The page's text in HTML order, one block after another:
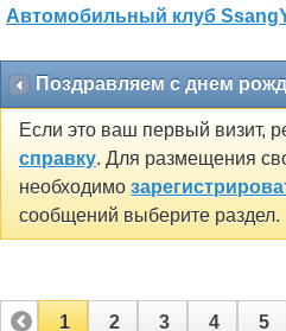
Автомобильный клуб
Поздравляем с днем
Если это ваш первый визит,
справку. Для размещения
необходимо
сообщений выберите раздел.
1 2 3 4 5